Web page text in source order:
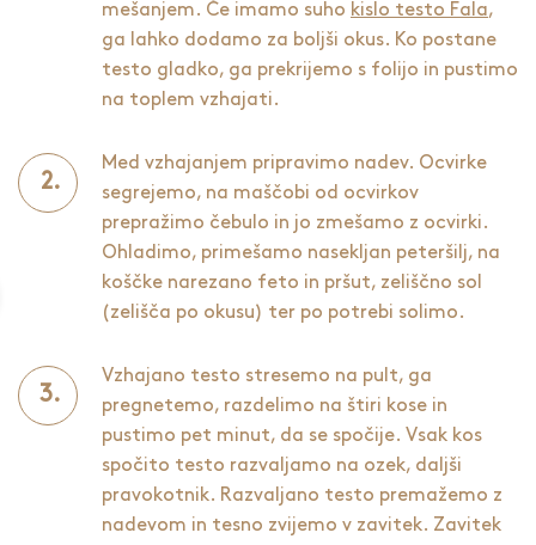
mešanjem. Če imamo suho kislo testo Fala,
ga lahko dodamo za boljši okus. Ko postane
testo gladko, ga prekrijemo s folijo in pustimo
na toplem vzhajati.
Med vzhajanjem pripravimo nadev. Ocvirke
segrejemo, na maščobi od ocvirkov
prepražimo čebulo in jo zmešamo z ocvirki.
Ohladimo, primešamo nasekljan peteršilj, na
koščke narezano feto in pršut, zeliščno sol
(zelišča po okusu) ter po potrebi solimo.
Vzhajano testo stresemo na pult, ga
pregnetemo, razdelimo na štiri kose in
pustimo pet minut, da se spočije. Vsak kos
spočito testo razvaljamo na ozek, daljši
pravokotnik. Razvaljano testo premažemo z
nadevom in tesno zvijemo v zavitek. Zavitek